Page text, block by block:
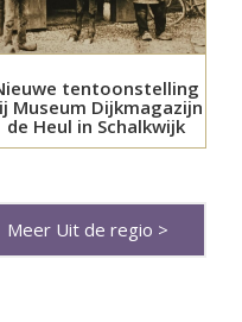
tentoonstelling
Museum Dijkmagazijn
de Heul in Schalkwijk
Meer Uit de regio >